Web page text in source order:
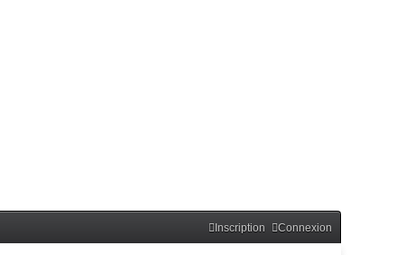
Connexion
Inscription